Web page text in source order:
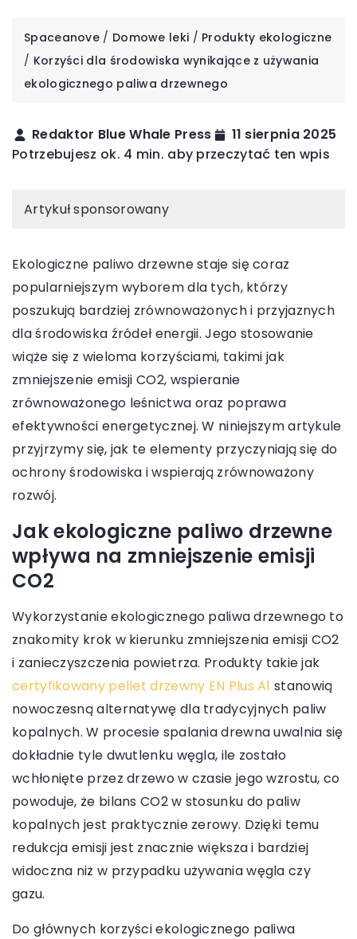
Spaceanove / Domowe leki / Produkty ekologiczne
/ Korzyści dla środowiska wynikające z używania
ekologicznego paliwa drzewnego
Redaktor Blue Whale Press
11 sierpnia 2025
Potrzebujesz ok. 4 min. aby przeczytać ten wpis
Artykuł sponsorowany
Ekologiczne paliwo drzewne staje się coraz
popularniejszym wyborem dla tych, którzy
poszukują bardziej zrównoważonych i przyjaznych
dla środowiska źródeł energii. Jego stosowanie
wiąże się z wieloma korzyściami, takimi jak
zmniejszenie emisji CO2, wspieranie
zrównoważonego leśnictwa oraz poprawa
efektywności energetycznej. W niniejszym artykule
przyjrzymy się, jak te elementy przyczyniają się do
ochrony środowiska i wspierają zrównoważony
rozwój.
Jak ekologiczne paliwo drzewne
wpływa na zmniejszenie emisji
CO2
Wykorzystanie ekologicznego paliwa drzewnego to
znakomity krok w kierunku zmniejszenia emisji CO2
i zanieczyszczenia powietrza. Produkty takie jak
certyfikowany pellet drzewny EN Plus A1 stanowią
nowoczesną alternatywę dla tradycyjnych paliw
kopalnych. W procesie spalania drewna uwalnia się
dokładnie tyle dwutlenku węgla, ile zostało
wchłonięte przez drzewo w czasie jego wzrostu, co
powoduje, że bilans CO2 w stosunku do paliw
kopalnych jest praktycznie zerowy. Dzięki temu
redukcja emisji jest znacznie większa i bardziej
widoczna niż w przypadku używania węgla czy
gazu.
Do głównych korzyści ekologicznego paliwa